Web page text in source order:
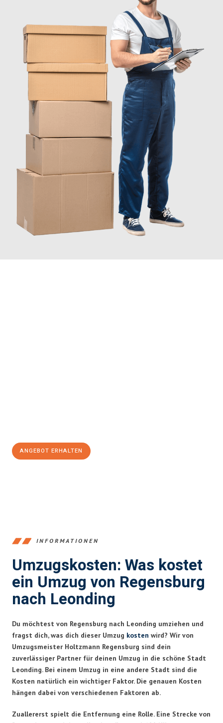
ANGEBOT ERHALTEN
INFORMATIONEN
Umzugskosten: Was kostet
ein Umzug von Regensburg
nach Leonding
Du möchtest von Regensburg nach Leonding umziehen und
fragst dich, was dich dieser Umzug kosten wird? Wir von
Umzugsmeister Holtzmann Regensburg sind dein
zuverlässiger Partner für deinen Umzug in die schöne Stadt
Leonding. Bei einem Umzug in eine andere Stadt sind die
Kosten natürlich ein wichtiger Faktor. Die genauen Kosten
hängen dabei von verschiedenen Faktoren ab.
Zuallererst spielt die Entfernung eine Rolle. Eine Strecke von